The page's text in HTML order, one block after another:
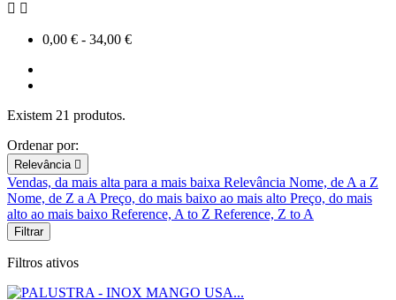
 
0,00 € - 34,00 €
Existem 21 produtos.
Ordenar por:
Relevância 
Vendas, da mais alta para a mais baixa Relevância Nome, de A a Z
Nome, de Z a A Preço, do mais baixo ao mais alto Preço, do mais
alto ao mais baixo Reference, A to Z Reference, Z to A
Filtrar
Filtros ativos